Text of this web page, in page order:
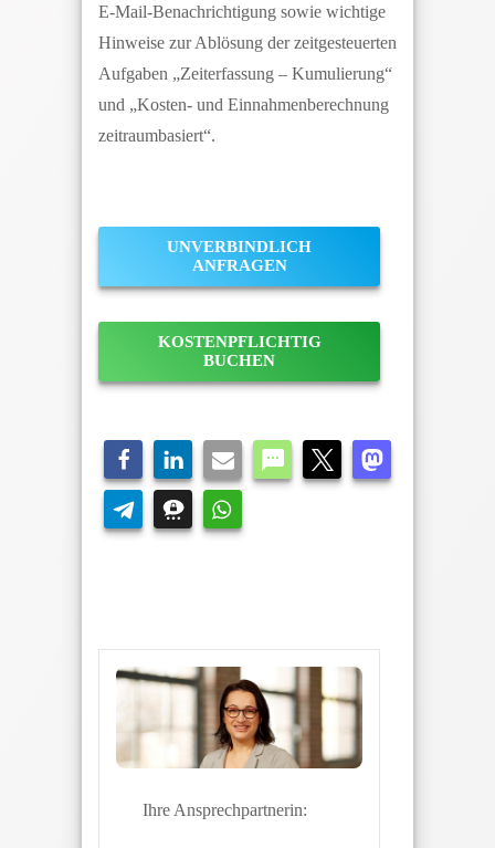
E‑Mail‑Benachrichtigung sowie wichtige
Hinweise zur Ablösung der zeitgesteuerten
Aufgaben „Zeiterfassung – Kumulierung“
und „Kosten‑ und Einnahmenberechnung
zeitraumbasiert“.
UNVERBINDLICH
ANFRAGEN
KOSTENPFLICHTIG
BUCHEN
Ihre Ansprechpartnerin: